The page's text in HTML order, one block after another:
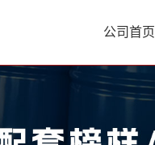
公司首页